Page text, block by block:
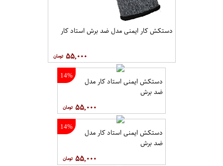
دستکش کار ایمنی مدل ضد برش استاد کار
۵۵,۰۰۰